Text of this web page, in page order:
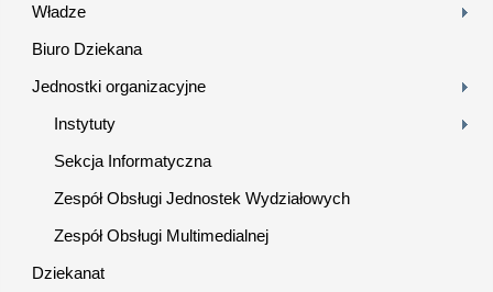
Władze
Biuro Dziekana
Jednostki organizacyjne
Instytuty
Sekcja Informatyczna
Zespół Obsługi Jednostek Wydziałowych
Zespół Obsługi Multimedialnej
Dziekanat